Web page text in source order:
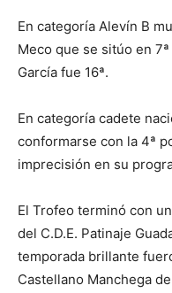
En categoría Alevín B
Meco que se sitúo en
García fue 16ª.
En categoría cadete
conformarse con la 4ª
imprecisión en su
El Trofeo terminó con
del C.D.E. Patinaje
temporada brillante
Castellano Manchega